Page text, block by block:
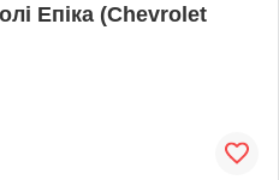
Епіка (Chevrolet